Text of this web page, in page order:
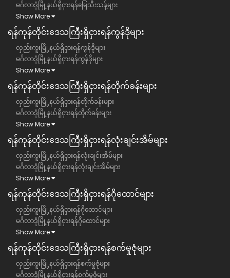
မင်္ဂလာဒုံမြို့နယ်ရှိငှားရန်မြေသီးသန့်များ
Show More
ရန်ကုန်တိုင်းဒေသကြီး​​ရှိငှားရန်ကွန်ဒိုများ
လှည်းကူးမြို့နယ်ရှိငှားရန်ကွန်ဒိုများ
မင်္ဂလာဒုံမြို့နယ်ရှိငှားရန်ကွန်ဒိုများ
Show More
ရန်ကုန်တိုင်းဒေသကြီး​​ရှိငှားရန်တိုက်ခန်းများ
လှည်းကူးမြို့နယ်ရှိငှားရန်တိုက်ခန်းများ
မင်္ဂလာဒုံမြို့နယ်ရှိငှားရန်တိုက်ခန်းများ
Show More
ရန်ကုန်တိုင်းဒေသကြီး​​ရှိငှားရန်လုံးချင်းအိမ်များ
လှည်းကူးမြို့နယ်ရှိငှားရန်လုံးချင်းအိမ်များ
မင်္ဂလာဒုံမြို့နယ်ရှိငှားရန်လုံးချင်းအိမ်များ
Show More
ရန်ကုန်တိုင်းဒေသကြီး​​ရှိငှားရန်ဂိုထောင်များ
လှည်းကူးမြို့နယ်ရှိငှားရန်ဂိုထောင်များ
မင်္ဂလာဒုံမြို့နယ်ရှိငှားရန်ဂိုထောင်များ
Show More
ရန်ကုန်တိုင်းဒေသကြီး​​ရှိငှားရန်စက်မှုဇုံများ
လှည်းကူးမြို့နယ်ရှိငှားရန်စက်မှုဇုံများ
မင်္ဂလာဒုံမြို့နယ်ရှိငှားရန်စက်မှုဇုံများ